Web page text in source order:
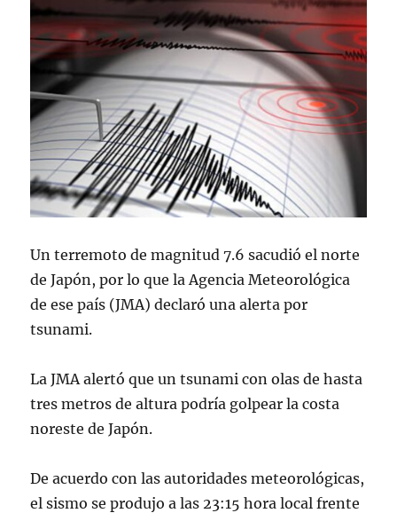
Un terremoto de magnitud 7.6 sacudió el norte
de Japón, por lo que la Agencia Meteorológica
de ese país (JMA) declaró una alerta por
tsunami.
La JMA alertó que un tsunami con olas de hasta
tres metros de altura podría golpear la costa
noreste de Japón.
De acuerdo con las autoridades meteorológicas,
el sismo se produjo a las 23:15 hora local frente